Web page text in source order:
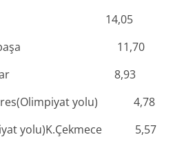
14,05
11,70
– Bağcılar 8,93
yolu) 4,78
yolu)K.Çekmece 5,57